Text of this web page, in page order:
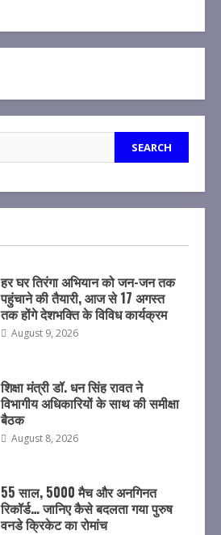
हर घर तिरंगा अभियान को जन-जन तक
पहुंचाने की तैयारी, आज से 17 अगस्त
तक होंगे देशभक्ति के विविध कार्यक्रम
August 9, 2026
शिक्षा मंत्री डॉ. धन सिंह रावत ने
विभागीय अधिकारियों के साथ की समीक्षा
बैठक
August 8, 2026
55 साल, 5000 मैच और अनगिनत
रिकॉर्ड… जानिए कैसे बदलता गया पुरुष
वनडे क्रिकेट का रोमांच